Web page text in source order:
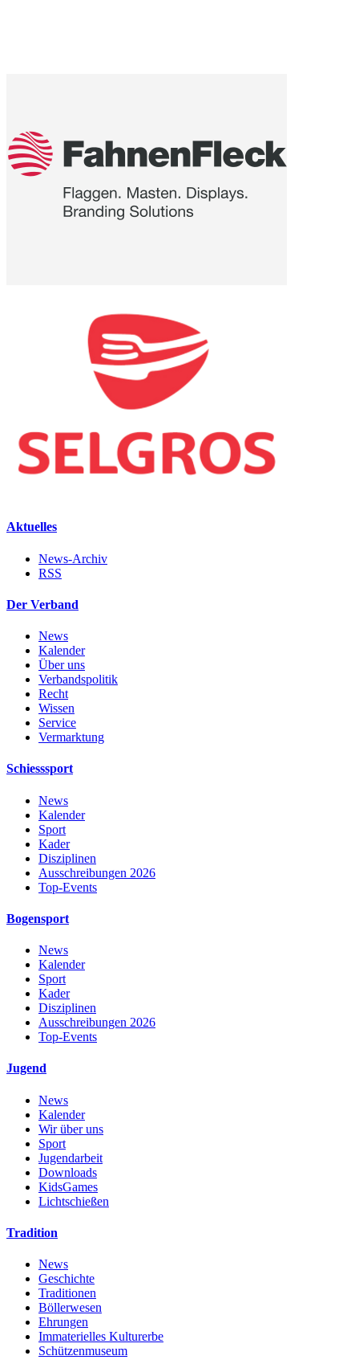
Aktuelles
News-Archiv
RSS
Der Verband
News
Kalender
Über uns
Verbandspolitik
Recht
Wissen
Service
Vermarktung
Schiesssport
News
Kalender
Sport
Kader
Disziplinen
Ausschreibungen 2026
Top-Events
Bogensport
News
Kalender
Sport
Kader
Disziplinen
Ausschreibungen 2026
Top-Events
Jugend
News
Kalender
Wir über uns
Sport
Jugendarbeit
Downloads
KidsGames
Lichtschießen
Tradition
News
Geschichte
Traditionen
Böllerwesen
Ehrungen
Immaterielles Kulturerbe
Schützenmuseum